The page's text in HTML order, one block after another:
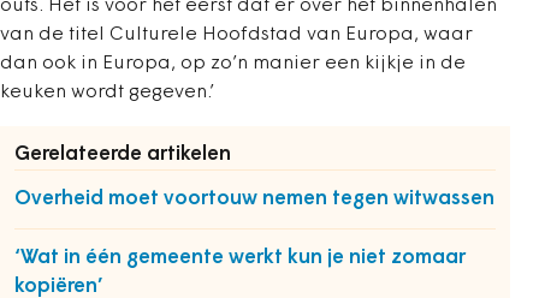
outs. Het is voor het eerst dat er over het binnenhalen
van de titel Culturele Hoofdstad van Europa, waar
dan ook in Europa, op zo’n manier een kijkje in de
keuken wordt gegeven.’
Gerelateerde artikelen
Overheid moet voortouw nemen tegen witwassen
‘Wat in één gemeente werkt kun je niet zomaar
kopiëren’